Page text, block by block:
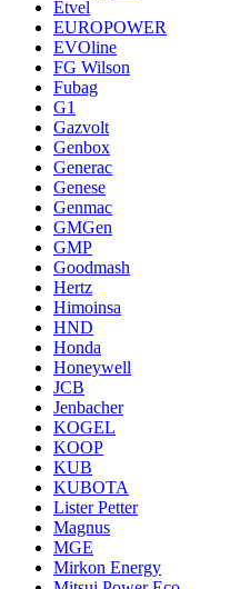
Etvel
EUROPOWER
EVOline
FG Wilson
Fubag
G1
Gazvolt
Genbox
Generac
Genese
Genmac
GMGen
GMP
Goodmash
Hertz
Himoinsa
HND
Honda
Honeywell
JCB
Jenbacher
KOGEL
KOOP
KUB
KUBOTA
Lister Petter
Magnus
MGE
Mirkon Energy